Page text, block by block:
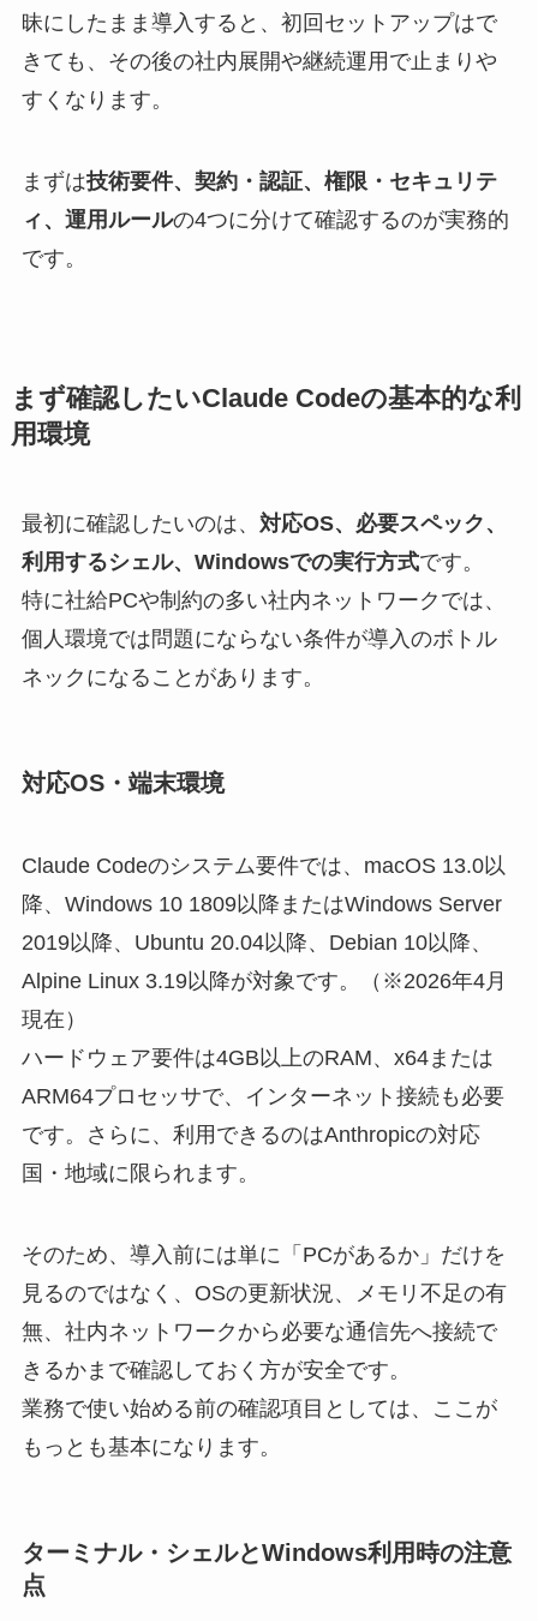
昧にしたまま導入すると、初回セットアップはで
きても、その後の社内展開や継続運用で止まりや
すくなります。
まずは技術要件、契約・認証、権限・セキュリテ
ィ、運用ルールの4つに分けて確認するのが実務的
です。
まず確認したいClaude Codeの基本的な利
用環境
最初に確認したいのは、 対応OS、必要スペック、
利用するシェル、Windowsでの実行方式です。
特に社給PCや制約の多い社内ネットワークでは、
個人環境では問題にならない条件が導入のボトル
ネックになることがあります。
対応OS・端末環境
Claude Codeのシステム要件では、macOS 13.0以
降、Windows 10 1809以降またはWindows Server
2019以降、Ubuntu 20.04以降、Debian 10以降、
Alpine Linux 3.19以降が対象です。（※2026年4月
現在）
ハードウェア要件は4GB以上のRAM、x64または
ARM64プロセッサで、インターネット接続も必要
です。さらに、利用できるのはAnthropicの対応
国・地域に限られます。
そのため、導入前には単に「PCがあるか」だけを
見るのではなく、OSの更新状況、メモリ不足の有
無、社内ネットワークから必要な通信先へ接続で
きるかまで確認しておく方が安全です。
業務で使い始める前の確認項目としては、ここが
もっとも基本になります。
ターミナル・シェルとWindows利用時の注意
点